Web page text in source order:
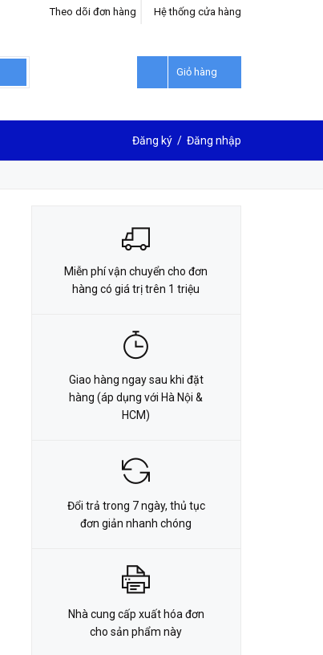
Hệ thống cửa hàng
Theo dõi đơn hàng
Giỏ hàng
Đăng ký / Đăng nhập
LIÊN HỆ ĐẶT HÀNG
Miễn phí vận chuyển cho đơn
hàng có giá trị trên 1 triệu
Giao hàng ngay sau khi đặt
hàng (áp dụng với Hà Nội &
HCM)
Đổi trả trong 7 ngày, thủ tục
đơn giản nhanh chóng
Nhà cung cấp xuất hóa đơn
cho sản phẩm này